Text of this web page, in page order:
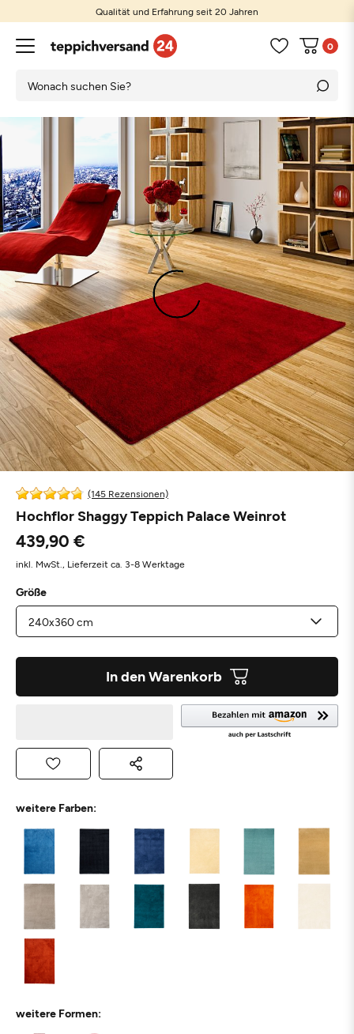
Qualität und Erfahrung seit 20 Jahren
0
(145 Rezensionen)
Hochflor Shaggy Teppich Palace Weinrot
439,90 €
inkl. MwSt., Lieferzeit ca. 3-8 Werktage
Größe
In den Warenkorb
weitere Farben:
weitere Formen: